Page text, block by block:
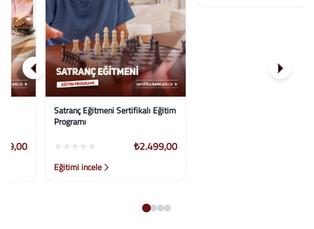
Satranç Eğitmeni Sertifikalı Eğitim
₺2.499,00
Eğitimi incele
Çocuklarda Dikkat Eksikliği Ve